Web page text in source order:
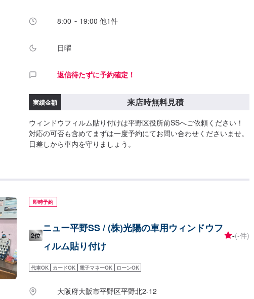
8:00 ~ 19:00 他1件
日曜
返信待たずに予約確定！
実績金額 来店時無料見積
ウィンドウフィルム貼り付けは平野区役所前SSへご依頼ください！
対応の可否も含めてまずは一度予約にてお問い合わせくださいませ。
日差しから車内を守りましょう。
即時予約
2位
ニュー平野SS / (株)光陽の車用ウィンドウフ
ィルム貼り付け
-(-件)
代車OK カードOK 電子マネーOK ローンOK
大阪府大阪市平野区平野北2-12